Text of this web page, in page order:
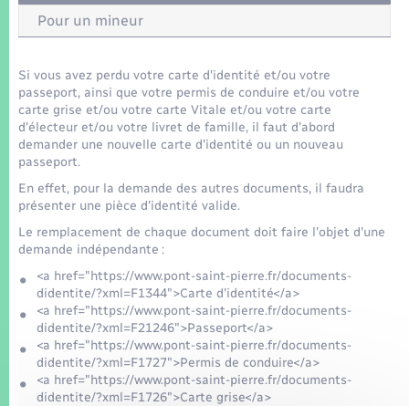
Pour un mineur
Si vous avez perdu votre carte d'identité et/ou votre
passeport, ainsi que votre permis de conduire et/ou votre
carte grise et/ou votre carte Vitale et/ou votre carte
d'électeur et/ou votre livret de famille, il faut d'abord
demander une nouvelle carte d'identité ou un nouveau
passeport.
En effet, pour la demande des autres documents, il faudra
présenter une pièce d'identité valide.
Le remplacement de chaque document doit faire l'objet d'une
demande indépendante :
<a href="https://www.pont-saint-pierre.fr/documents-
didentite/?xml=F1344">Carte d'identité</a>
<a href="https://www.pont-saint-pierre.fr/documents-
didentite/?xml=F21246">Passeport</a>
<a href="https://www.pont-saint-pierre.fr/documents-
didentite/?xml=F1727">Permis de conduire</a>
<a href="https://www.pont-saint-pierre.fr/documents-
didentite/?xml=F1726">Carte grise</a>